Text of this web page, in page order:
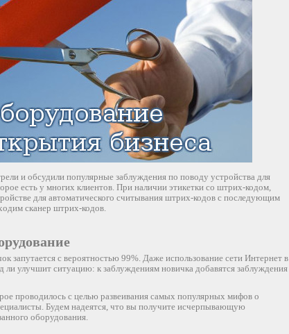
и обсудили популярные заблуждения по поводу устройства для
есть у многих клиентов. При наличии этикетки со штрих-кодом,
для автоматического считывания штрих-кодов с последующим
сканер штрих-кодов.
запутается с вероятностью 99%. Даже использование сети Интернет в
ли улучшит ситуацию: к заблуждениям новичка добавятся заблуждения
проводилось с целью развеивания самых популярных мифов о
Будем надеятся, что вы получите исчерпывающую
оборудования.